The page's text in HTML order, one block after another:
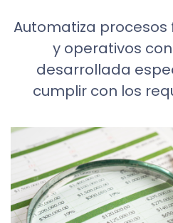
Automatiza
y operativos
desarrollada
cumplir con los